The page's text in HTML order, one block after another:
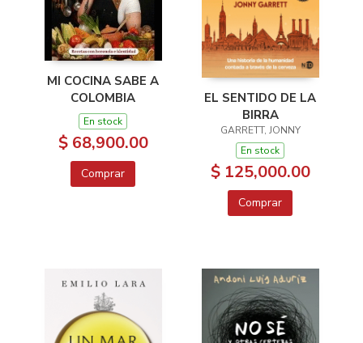
MI COCINA SABE A
COLOMBIA
En stock
$ 68,900.00
Comprar
EL SENTIDO DE LA
BIRRA
GARRETT, JONNY
En stock
$ 125,000.00
Comprar